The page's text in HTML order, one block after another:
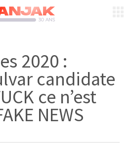
2020 :
candidate
ce n’est
NEWS